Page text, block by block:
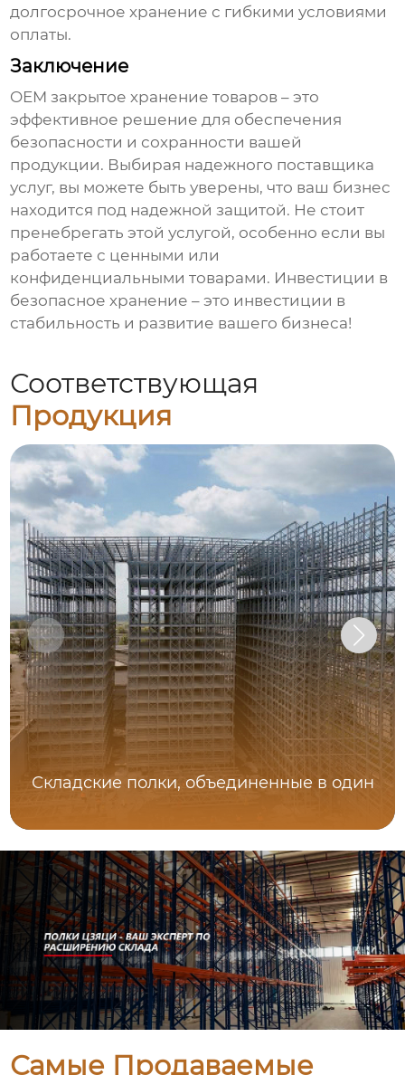
долгосрочное хранение с гибкими условиями
оплаты.
Заключение
OEM закрытое хранение товаров – это
эффективное решение для обеспечения
безопасности и сохранности вашей
продукции. Выбирая надежного поставщика
услуг, вы можете быть уверены, что ваш бизнес
находится под надежной защитой. Не стоит
пренебрегать этой услугой, особенно если вы
работаете с ценными или
конфиденциальными товарами. Инвестиции в
безопасное хранение – это инвестиции в
стабильность и развитие вашего бизнеса!
Соответствующая
Продукция
Складские полки, объединенные в один
Самые Продаваемые